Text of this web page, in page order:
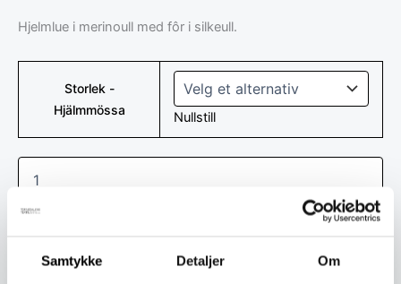
Samtykke Detaljer Om
Hjelmlue i merinoull med fôr i silkeull.
Storlek -
Hjälmmössa
Nullstill